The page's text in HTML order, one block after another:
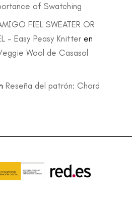
of Swatching
FIEL SWEATER OR
– Easy Peasy Knitteren
Wool de Casasol
Reseña del patrón: Chord